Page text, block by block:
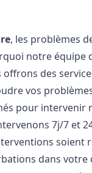
, les problèmes
notre équipe
offrons des
vos
pour intervenir
7j/7 et
soient
dans